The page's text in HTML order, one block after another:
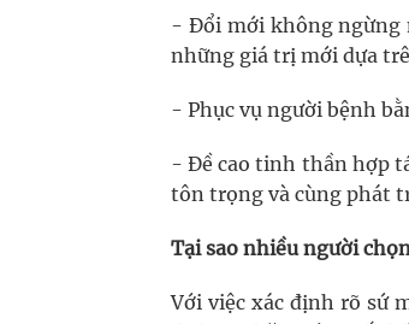
- Đổi mới không ngừng
những giá trị mới dựa
- Phục vụ người bệnh
- Đề cao tinh thần hợp
tôn trọng và cùng phát
Tại sao nhiều người
Với việc xác định rõ sứ